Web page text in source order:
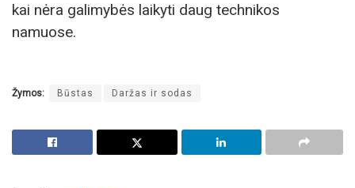
kai nėra galimybės laikyti daug technikos
namuose.
Žymos: Būstas Daržas ir sodas